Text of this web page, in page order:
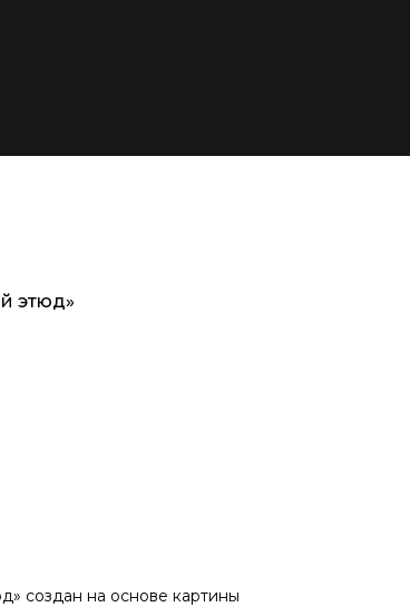
этюд»
создан на основе картины